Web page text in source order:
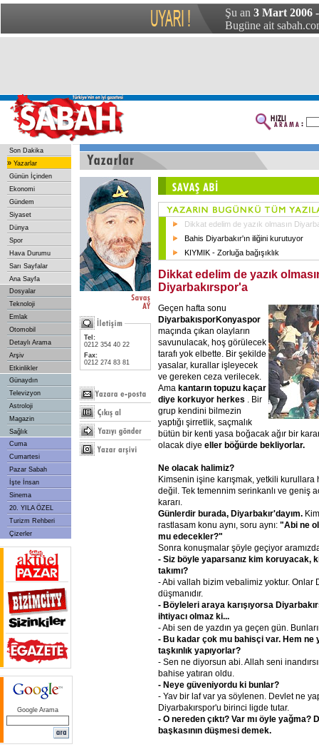
Şu an 3 Mart 2006
Bugüne ait
Son Dakika
» Yazarlar
Günün İçinden
Ekonomi
Gündem
Siyaset
Dünya
Spor
Hava Durumu
Sarı Sayfalar
Ana Sayfa
Dosyalar
Teknoloji
Emlak
Otomobil
Detaylı Arama
Arşiv
Etkinlikler
Günaydın
Televizyon
Astroloji
Magazin
Sağlık
Cuma
Cumartesi
Pazar Sabah
İşte İnsan
Sinema
20. YILA ÖZEL
Turizm Rehberi
Çizerler
Google Arama
Tel:
0212 354 40 22
Fax:
0212 274 83 81
Dikkat edelim de yazık olmasın
Bahis Diyarbakır'ın iliğini kurutuyor
KIYMIK - Zorluğa bağışıklık
Dikkat edelim de yazık
Diyarbakırspor'a
Geçen hafta sonu
DiyarbakısporKonyaspor
maçında çıkan olayların
savunulacak, hoş görülecek
tarafı yok elbette. Bir şekilde
yasalar, kurallar işleyecek
ve gereken ceza verilecek.
Ama kantarın topuzu kaçar
diye korkuyor herkes . Bir
grup kendini bilmezin
yaptığı şirretlik, saçmalık
bütün bir kenti yasa boğacak ağır bir
olacak diye eller böğürde bekliyorlar.
Ne olacak halimiz?
Kimsenin işine karışmak, yetkili kurullara
değil. Tek temennim serinkanlı ve geniş
kararı.
Günlerdir burada, Diyarbakır'dayım.
rastlasam konu aynı, soru aynı: "Abi ne
mu edecekler?"
Sonra konuşmalar şöyle geçiyor
- Siz böyle yaparsanız kim koruyacak,
takımı?
- Abi vallah bizim vebalimiz yoktur. Onlar
düşmanıdır.
- Böyleleri araya karışıyorsa
ihtiyacı olmaz ki...
- Abi sen de yazdın ya geçen gün.
- Bu kadar çok mu bahisçi var. Hem ne
taşkınlık yapıyorlar?
- Sen ne diyorsun abi. Allah seni
bahise yatıran oldu.
- Neye güveniyordu ki bunlar?
- Yav bir laf var ya söylenen. Devlet ne
Diyarbakırspor'u birinci ligde tutar.
- O nereden çıktı? Var mı öyle yağma?
başkasının düşmesi demek.